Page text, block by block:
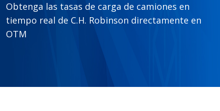
Obtenga las tasas de carga de camiones en
tiempo real de C.H. Robinson directamente en
OTM